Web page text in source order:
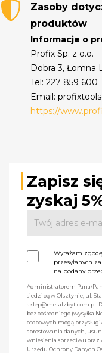
Zasoby
produktów
Informacje o
Profix Sp. z o.o.
Dobra 3, Łomna
Tel: 227 859 600
Email:
https://
Zapisz
zyskaj
Wyrażam
przesyłanych
na podany
Administratorem Pana/
siedzibą w Olsztynie, ul.
sklep@metalzbyt.com.pl.
bezpośredniego (wysyłka
osobowych mogą
sprostowania danych,
wniesienia sprzeciwu oraz
Urzędu Ochrony Danych